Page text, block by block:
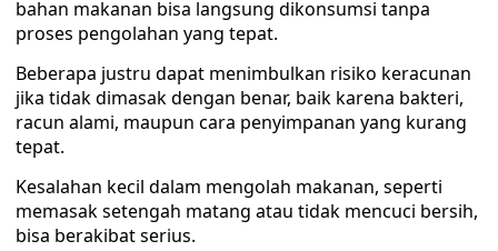
bahan makanan bisa langsung dikonsumsi tanpa
proses pengolahan yang tepat.
Beberapa justru dapat menimbulkan risiko keracunan
jika tidak dimasak dengan benar, baik karena bakteri,
racun alami, maupun cara penyimpanan yang kurang
tepat.
Kesalahan kecil dalam mengolah makanan, seperti
memasak setengah matang atau tidak mencuci bersih,
bisa berakibat serius.